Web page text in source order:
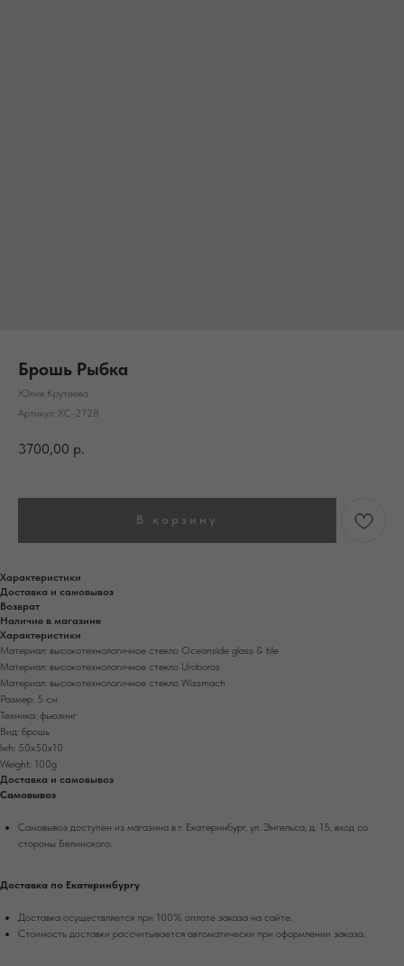
Брошь Рыбка
Юлия Крутеева
Артикул: ХС-2728
3700,00 р.
В корзину
Характеристики
Доставка и самовывоз
Возврат
Наличие в магазине
Характеристики
Материал: высокотехнологичное стекло Oceanside glass & tile
Материал: высокотехнологичное стекло Uroboros
Материал: высокотехнологичное стекло Wissmach
Размер: 5 см
Техника: фьюзинг
Вид: брошь
lwh: 50x50x10
Weight: 100g
Доставка и самовывоз
Самовывоз
Самовывоз доступен из магазина в г. Екатеринбург, ул. Энгельса, д. 15, вход со
стороны Белинского.
Доставка по Екатеринбургу
Доставка осуществляется при 100% оплате заказа на сайте.
Стоимость доставки рассчитывается автоматически при оформлении заказа.